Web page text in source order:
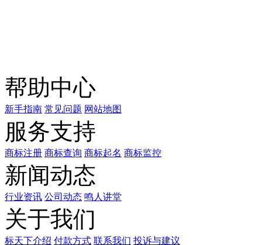
帮助中心
新手指南 常见问题 网站地图
服务支持
商标注册 商标查询 商标起名 商标监控
新闻动态
行业资讯 公司动态 鸣人讲堂
关于我们
标天下介绍 付款方式 联系我们 投诉与建议